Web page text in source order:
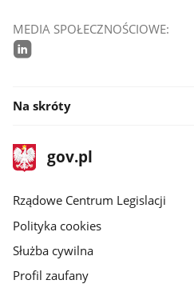
MEDIA SPOŁECZNOŚCIOWE:
Na skróty
stopka
gov.plStrona
gov.pl
Rządowe Centrum Legislacji
Polityka cookies
Służba cywilna
Profil zaufany